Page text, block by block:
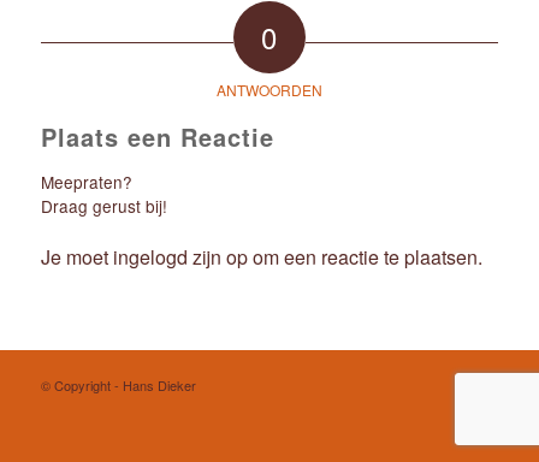
0
ANTWOORDEN
Plaats een Reactie
Meepraten?
Draag gerust bij!
Je moet ingelogd zijn opom een reactie te plaatsen.
© Copyright - Hans Dieker